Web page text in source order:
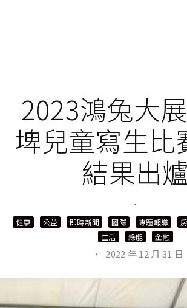
2023鴻兔大
埤兒童寫生比
結果出爐
·
健康 公益 即時新聞 國際 專題報導
生活
綠能 金融
· 2022 年 12 月 31 日